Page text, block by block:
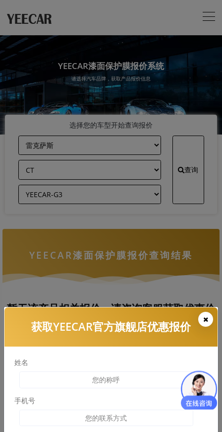
YEECAR漆面保护膜报价系统
请选择汽车品牌，获取产品报价信息
选择您的车型开始查询报价
查询
YEECAR漆面保护膜报价查询结果
暂无该产品相关报价，请咨询客服获取优惠价
格
获取YEECAR官方旗舰店优惠报价
姓名
手机号